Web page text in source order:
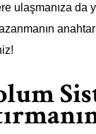
ulaşmanıza da